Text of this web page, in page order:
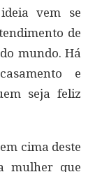
vem se
de
mundo. Há
e
seja feliz
cima deste
mulher que